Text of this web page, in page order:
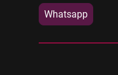
Whatsapp